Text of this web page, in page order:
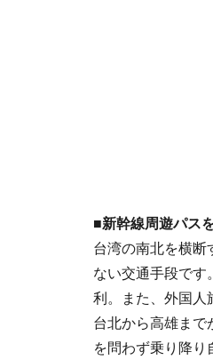
■新幹線周遊パス
台湾の南北を横断
ない交通手段です
利。また、外国人
台北から高雄まで
を問わず乗り降り